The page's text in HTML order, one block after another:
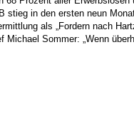
stieg in den ersten neun
als „Fordern nach
Sommer: „Wenn